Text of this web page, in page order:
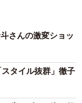
さんの激変ショッ
タイル抜群」徹子